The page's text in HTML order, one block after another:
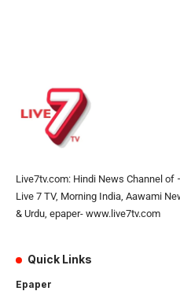
Live7tv.com: Hindi News Channel of
Live 7 TV, Morning India, Aawami
& Urdu, epaper- www.live7tv.com
Quick Links
Epaper